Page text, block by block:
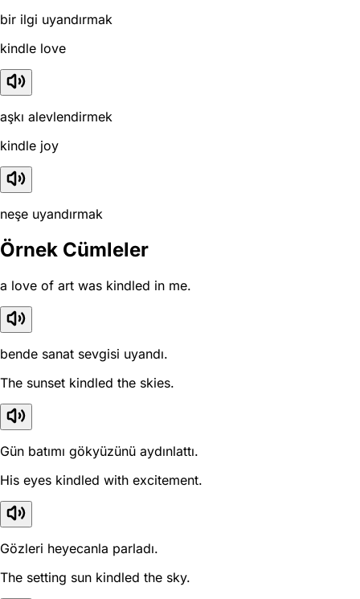
bir ilgi uyandırmak
kindle love
aşkı alevlendirmek
kindle joy
neşe uyandırmak
Örnek Cümleler
a love of art was kindled in me.
bende sanat sevgisi uyandı.
The sunset kindled the skies.
Gün batımı gökyüzünü aydınlattı.
His eyes kindled with excitement.
Gözleri heyecanla parladı.
The setting sun kindled the sky.